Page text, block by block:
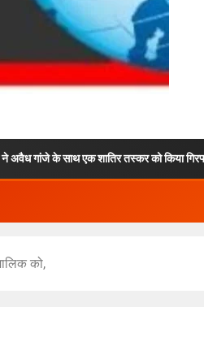
तस्कर को किया गिरफ्तार, पुलिस को
को,